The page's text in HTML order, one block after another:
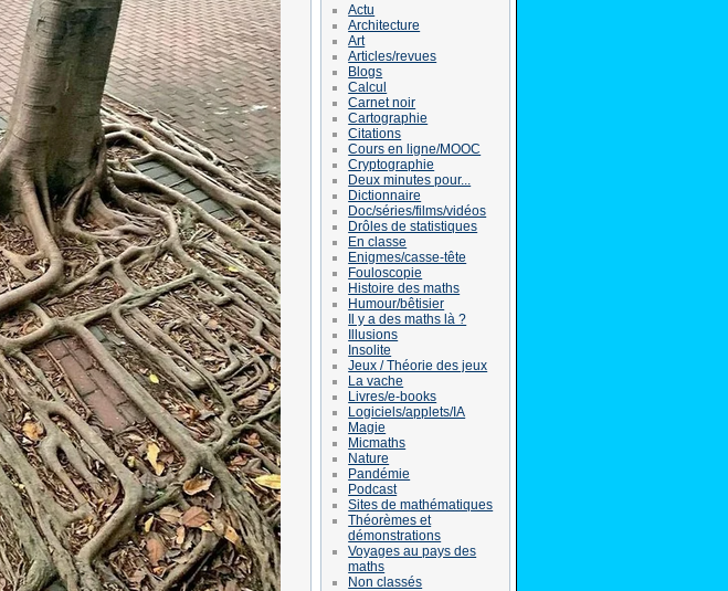
Actu
Architecture
Art
Articles/revues
Blogs
Calcul
Carnet noir
Cartographie
Citations
Cours en ligne/MOOC
Cryptographie
Deux minutes pour...
Dictionnaire
Doc/séries/films/vidéos
Drôles de statistiques
En classe
Enigmes/casse-tête
Fouloscopie
Histoire des maths
Humour/bêtisier
Il y a des maths là ?
Illusions
Insolite
Jeux / Théorie des jeux
La vache
Livres/e-books
Logiciels/applets/IA
Magie
Micmaths
Nature
Pandémie
Podcast
Sites de mathématiques
Théorèmes et
démonstrations
Voyages au pays des
maths
Non classés